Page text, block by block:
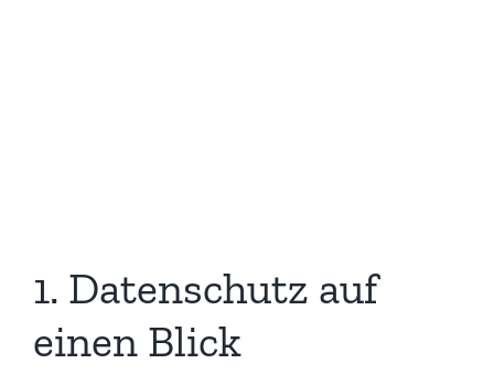
1. Datenschutz auf
einen Blick